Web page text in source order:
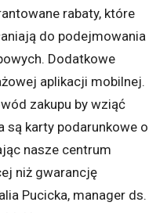
rabaty, które
do podejmowania
Dodatkowe
aplikacji mobilnej.
zakupu by wziąć
są karty podarunkowe o
nasze centrum
niż gwarancję
Pucicka, manager ds.